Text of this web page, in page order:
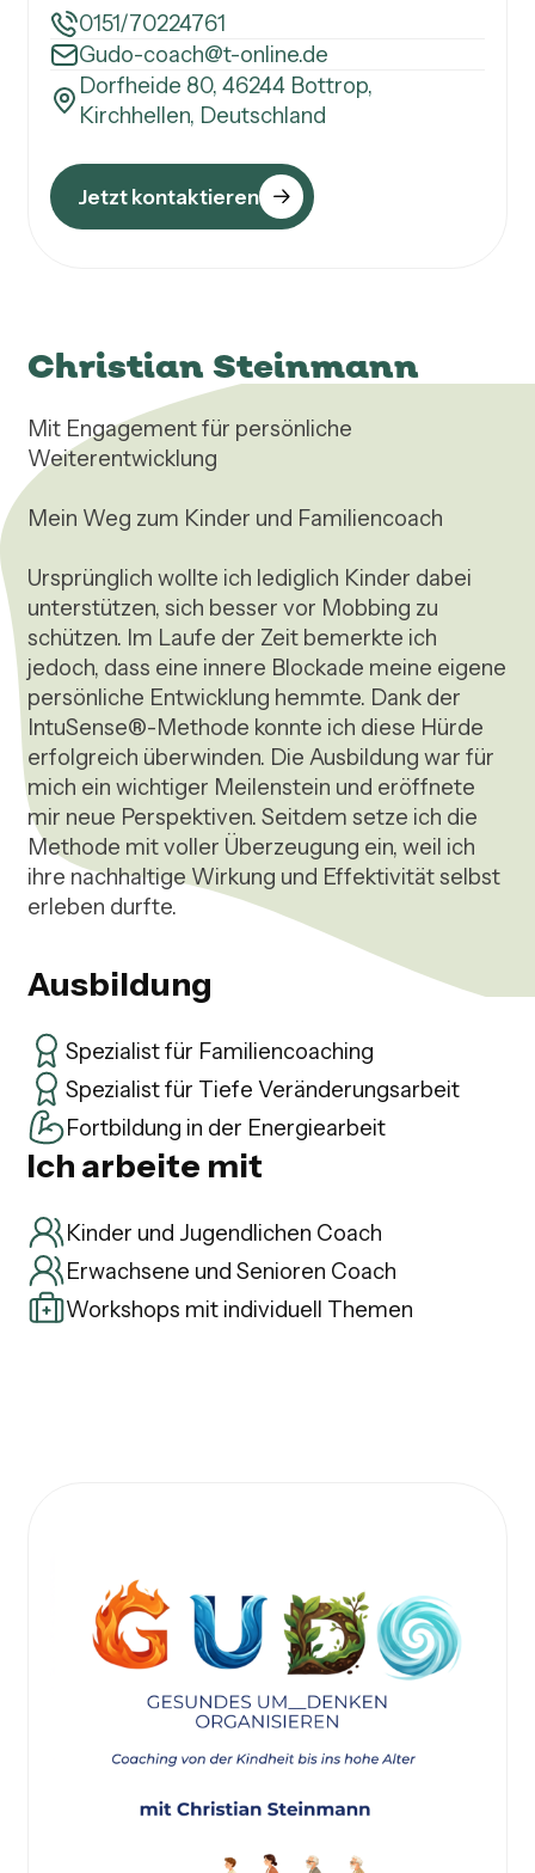
0151/70224761
Gudo-coach@t-online.de
Dorfheide 80, 46244 Bottrop,
Kirchhellen, Deutschland
Jetzt kontaktieren
Christian Steinmann
Mit Engagement für persönliche
Weiterentwicklung
Mein Weg zum Kinder und Familiencoach
Ursprünglich wollte ich lediglich Kinder dabei
unterstützen, sich besser vor Mobbing zu
schützen. Im Laufe der Zeit bemerkte ich
jedoch, dass eine innere Blockade meine eigene
persönliche Entwicklung hemmte. Dank der
IntuSense®-Methode konnte ich diese Hürde
erfolgreich überwinden. Die Ausbildung war für
mich ein wichtiger Meilenstein und eröffnete
mir neue Perspektiven. Seitdem setze ich die
Methode mit voller Überzeugung ein, weil ich
ihre nachhaltige Wirkung und Effektivität selbst
Ausbildung
Spezialist für Familiencoaching
Spezialist für Tiefe Veränderungsarbeit
Fortbildung in der Energiearbeit
Ich arbeite mit
Kinder und Jugendlichen Coach
Erwachsene und Senioren Coach
Workshops mit individuell Themen